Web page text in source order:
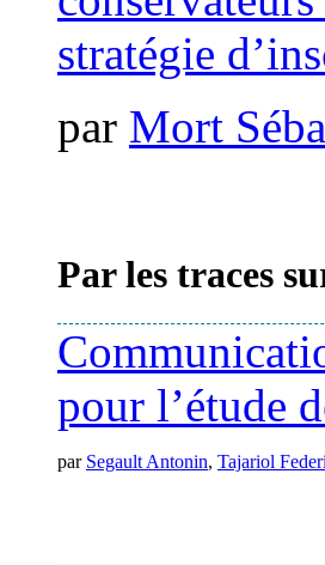
stratégie
par Mort
Par les traces
pour l’étude
par Segault Antonin, Tajariol